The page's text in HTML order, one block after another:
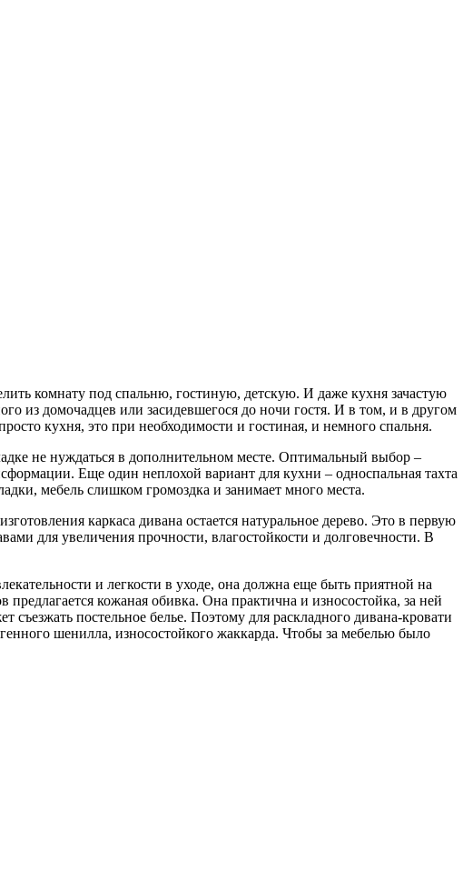
комнату под спальню, гостиную, детскую. И даже кухня зачастую
из домочадцев или засидевшегося до ночи гостя. И в том, и в другом
кухня, это при необходимости и гостиная, и немного спальня.
не нуждаться в дополнительном месте. Оптимальный выбор –
Еще один неплохой вариант для кухни – односпальная тахта
мебель слишком громоздка и занимает много места.
каркаса дивана остается натуральное дерево. Это в первую
для увеличения прочности, влагостойкости и долговечности. В
и легкости в уходе, она должна еще быть приятной на
кожаная обивка. Она практична и износостойка, за ней
съезжать постельное белье. Поэтому для раскладного дивана-кровати
шенилла, износостойкого жаккарда. Чтобы за мебелью было